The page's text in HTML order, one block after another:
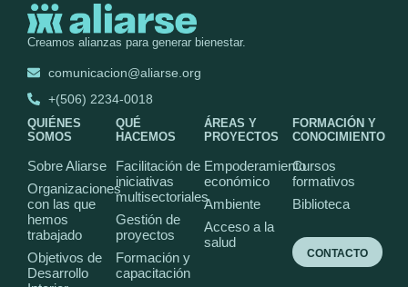
Creamos alianzas para generar bienestar.
comunicacion@aliarse.org
+(506) 2234-0018
QUIÉNES
SOMOS
Sobre Aliarse
Organizaciones
con las que
hemos
trabajado
Objetivos de
Desarrollo
QUÉ
HACEMOS
Facilitación de
iniciativas
multisectoriales
Gestión de
proyectos
Formación y
capacitación
ÁREAS Y
PROYECTOS
Empoderamiento
económico
Ambiente
Acceso a la
salud
FORMACIÓN Y
CONOCIMIENTO
Cursos
formativos
Biblioteca
CONTACTO